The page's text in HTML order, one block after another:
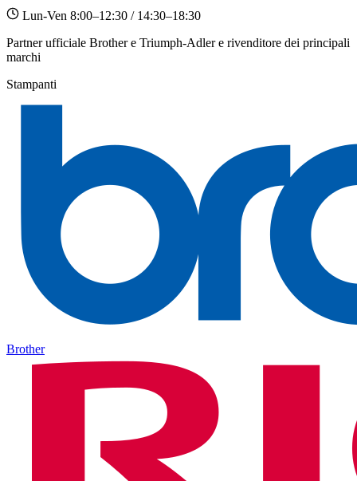
Lun-Ven 8:00–12:30 / 14:30–18:30
Partner ufficiale Brother e Triumph-Adler e rivenditore dei principali
marchi
Stampanti
Brother